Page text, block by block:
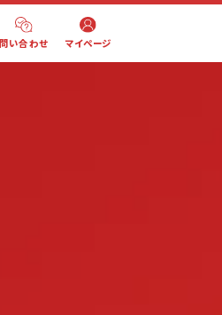
問い合わせ マイページ